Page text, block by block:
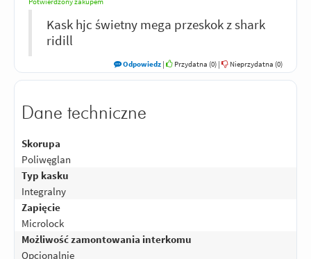
Kask hjc świetny mega przeskok z shark
ridill
Odpowiedz | Przydatna (0) | Nieprzydatna (0)
Dane techniczne
Skorupa
Poliwęglan
Typ kasku
Integralny
Zapięcie
Microlock
Możliwość zamontowania interkomu
Opcjonalnie